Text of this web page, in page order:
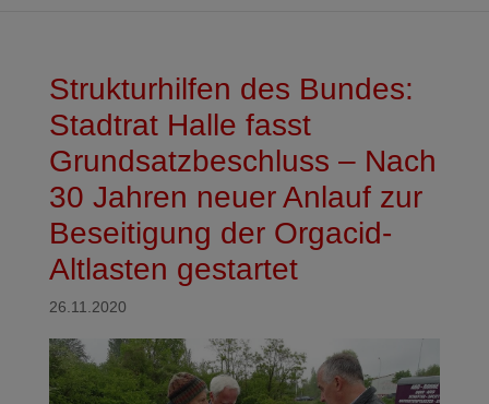
Strukturhilfen des Bundes:
Stadtrat Halle fasst
Grundsatzbeschluss – Nach
30 Jahren neuer Anlauf zur
Beseitigung der Orgacid-
Altlasten gestartet
26.11.2020